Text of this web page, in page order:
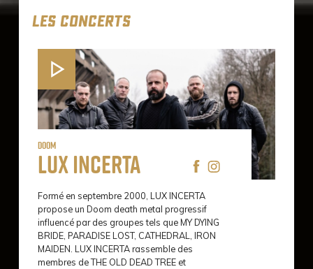
LES CONCERTS
Doom
Lux Incerta
Formé en septembre 2000, LUX INCERTA
propose un Doom death metal progressif
influencé par des groupes tels que MY DYING
BRIDE, PARADISE LOST, CATHEDRAL, IRON
MAIDEN. LUX INCERTA rassemble des
membres de THE OLD DEAD TREE et